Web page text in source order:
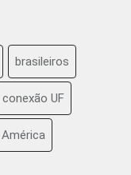
brasileiros
conexão UF